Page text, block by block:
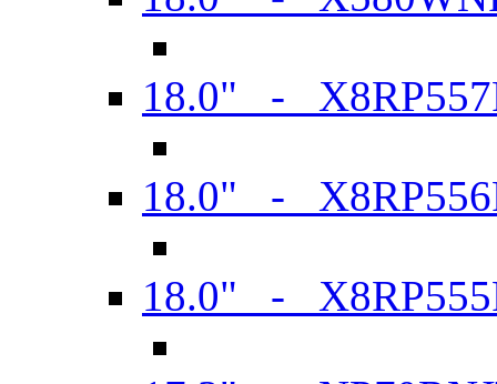
18.0" -
18.0" -
18.0" -